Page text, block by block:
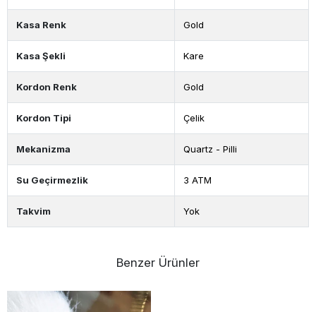
Kasa Renk Gold
Kasa Şekli Kare
Kordon Renk Gold
Kordon Tipi Çelik
Mekanizma Quartz - Pilli
Su Geçirmezlik 3 ATM
Takvim Yok
Benzer Ürünler